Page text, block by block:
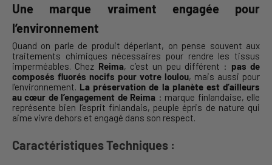
Une marque vraiment engagée pour
l’environnement
Quand on parle de produit déperlant, on pense souvent aux
traitements chimiques nécessaires pour rendre les tissus
imperméables. Chez Reima, c’est un peu différent : pas de
composés fluorés nocifs pour votre loulou, mais aussi pour
l’environnement. La préservation de la planète est d’ailleurs
au cœur de l’engagement de Reima : marque finlandaise, elle
représente bien l’esprit finlandais, peuple épris de nature qui
aime vivre dehors et engagé dans son respect.
Caractéristiques Techniques :